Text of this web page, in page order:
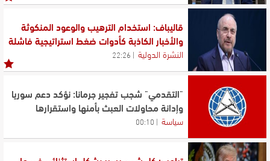
قاليباف: استخدام الترهيب والوعود المنكوثة
والأخبار الكاذبة كأدوات ضغط استراتيجية فاشلة
النشرة الدولية 22:26
"التقدمي" شجب تفجير جرمانا: نؤكد دعم سوريا
وإدانة محاولات العبث بأمنها واستقرارها
سياسة 00:10